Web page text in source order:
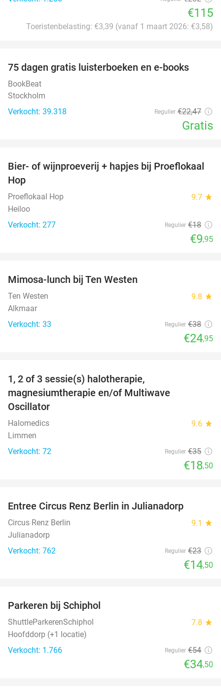
€115
Toeristenbelasting: €3,39 (vanaf 1 maart 2026: €3,58)
75 dagen gratis luisterboeken en e-books
BookBeat
Stockholm
Verkocht: 39.318
Regulier €22,47
Gratis
45%
Bier- of wijnproeverij + hapjes bij Proeflokaal
Hop
Proeflokaal Hop 9.7 star
Heiloo
Verkocht: 277
Regulier €18
€9,95
Mimosa-lunch bij Ten Westen
Ten Westen 9.8 star
Alkmaar
Verkocht: 33
Regulier €38
€24,95
1, 2 of 3 sessie(s) halotherapie,
magnesiumtherapie en/of Multiwave
Oscillator
Halomedics 9.6 star
Limmen
Verkocht: 72
Regulier €35
€18,50
Entree Circus Renz Berlin in Julianadorp
Circus Renz Berlin 9.1 star
Julianadorp
Verkocht: 762
Regulier €23
€14,50
Parkeren bij Schiphol
ShuttleParkerenSchiphol 7.8 star
Hoofddorp (+1 locatie)
Verkocht: 1.766
Regulier €54
€34,50